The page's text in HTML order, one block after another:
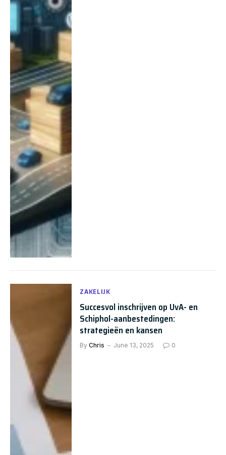
ZAKELIJK
Succesvol inschrijven op UvA- en
Schiphol-aanbestedingen:
strategieën en kansen
By Chris June 13, 2025 0